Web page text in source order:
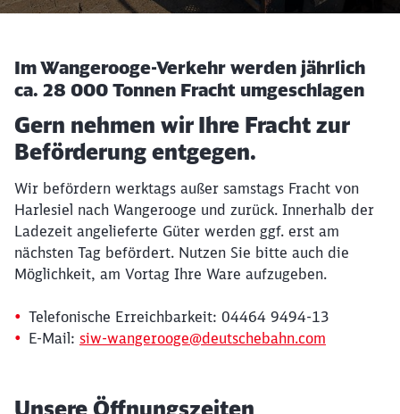
Im Wangerooge-Verkehr werden jährlich
ca. 28 000 Tonnen Fracht umgeschlagen
Gern nehmen wir Ihre Fracht zur
Beförderung entgegen.
Wir befördern werktags außer samstags Fracht von
Harlesiel nach Wangerooge und zurück. Innerhalb der
Ladezeit angelieferte Güter werden ggf. erst am
nächsten Tag befördert. Nutzen Sie bitte auch die
Möglichkeit, am Vortag Ihre Ware aufzugeben.
Telefonische Erreichbarkeit: 04464 9494-13
E-Mail: siw-wangerooge@deutschebahn.com
Unsere Öffnungszeiten